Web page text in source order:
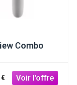
Combo